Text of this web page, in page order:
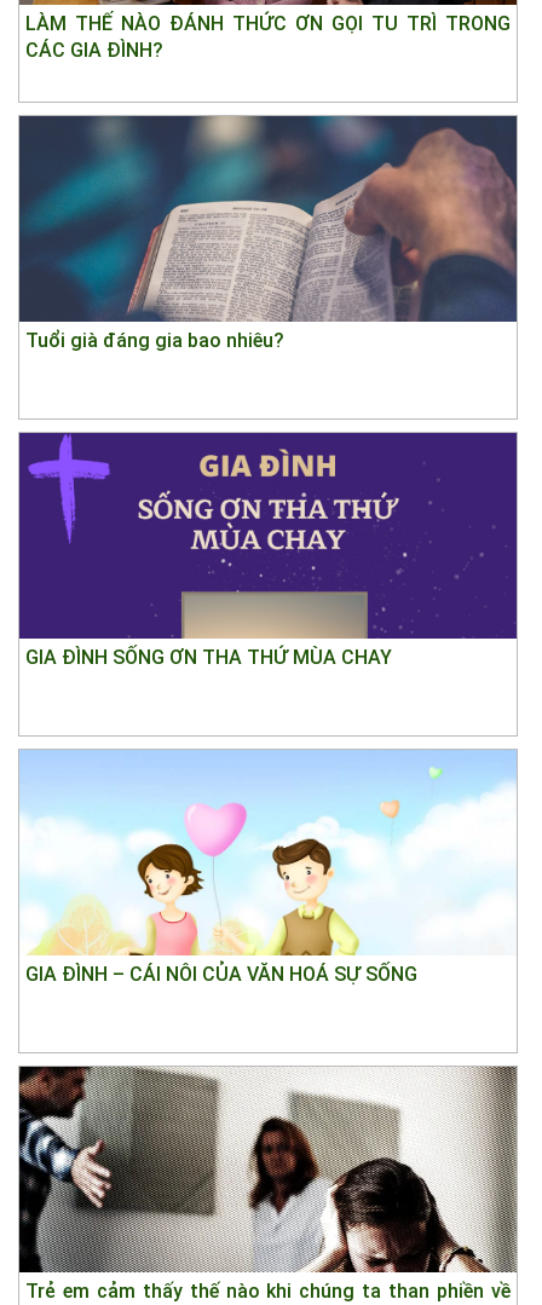
LÀM THẾ NÀO ĐÁNH THỨC ƠN GỌI TU TRÌ TRONG
CÁC GIA ĐÌNH?
Tuổi già đáng gia bao nhiêu?
GIA ĐÌNH SỐNG ƠN THA THỨ MÙA CHAY
GIA ĐÌNH – CÁI NÔI CỦA VĂN HOÁ SỰ SỐNG
Trẻ em cảm thấy thế nào khi chúng ta than phiền về